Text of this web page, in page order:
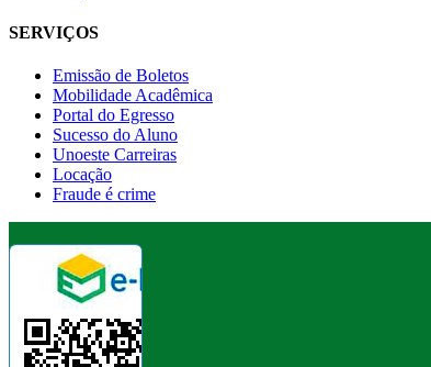
SERVIÇOS
Emissão de Boletos
Mobilidade Acadêmica
Portal do Egresso
Sucesso do Aluno
Unoeste Carreiras
Locação
Fraude é crime